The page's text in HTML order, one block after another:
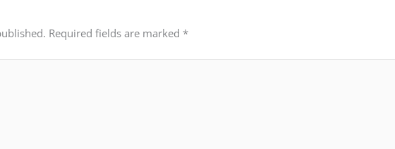
Required fields are marked *